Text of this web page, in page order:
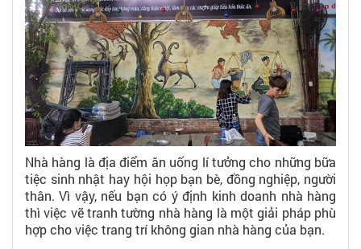
Nhà hàng là địa điểm ăn uống lí tưởng cho những bữa
tiệc sinh nhật hay hội họp bạn bè, đồng nghiệp, người
thân. Vì vậy, nếu bạn có ý định kinh doanh nhà hàng
thì việc vẽ tranh tường nhà hàng là một giải pháp phù
hợp cho việc trang trí không gian nhà hàng của bạn.